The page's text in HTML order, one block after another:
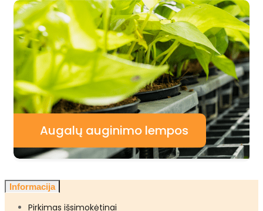
Augalų auginimo lempos
Informacija
Pirkimas išsimokėtinai